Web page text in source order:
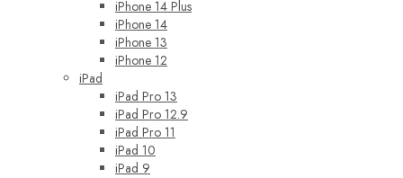
iPhone 14 Plus
iPhone 14
iPhone 13
iPhone 12
iPad
iPad Pro 13
iPad Pro 12.9
iPad Pro 11
iPad 10
iPad 9